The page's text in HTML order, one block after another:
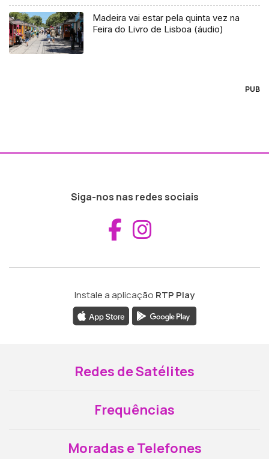
Madeira vai estar pela quinta vez na
Feira do Livro de Lisboa (áudio)
PUB
Siga-nos nas redes sociais
Aceder ao
Instale a aplicação RTP Play
Redes de Satélites
Frequências
Moradas e Telefones